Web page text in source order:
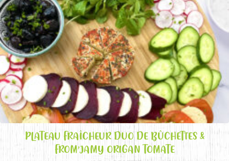
PLATEAU FRAÎCHEUR DUO DE BÛCHETTES &
FROM’JAMY ORIGAN TOMATE